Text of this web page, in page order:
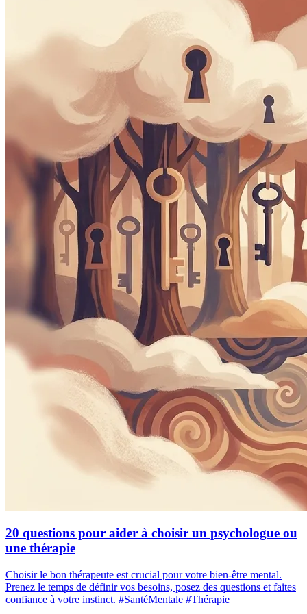
20 questions pour aider à choisir un psychologue ou
une thérapie
Choisir le bon thérapeute est crucial pour votre bien-être mental.
Prenez le temps de définir vos besoins, posez des questions et faites
confiance à votre instinct. #SantéMentale #Thérapie